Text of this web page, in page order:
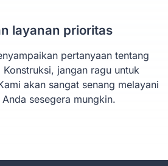
layanan prioritas
pertanyaan tentang
Konstruksi, jangan ragu untuk
akan sangat senang melayani
sesegera mungkin.